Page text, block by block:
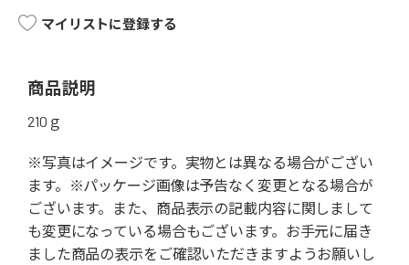
マイリストに登録する
商品説明
210ｇ
※写真はイメージです。実物とは異なる場合がござい
ます。※パッケージ画像は予告なく変更となる場合が
ございます。また、商品表示の記載内容に関しまして
も変更になっている場合もございます。お手元に届き
ました商品の表示をご確認いただきますようお願いし